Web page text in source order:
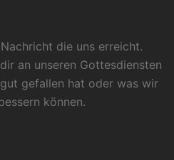
die uns erreicht.
an unseren Gottesdiensten
gefallen hat oder was wir
können.